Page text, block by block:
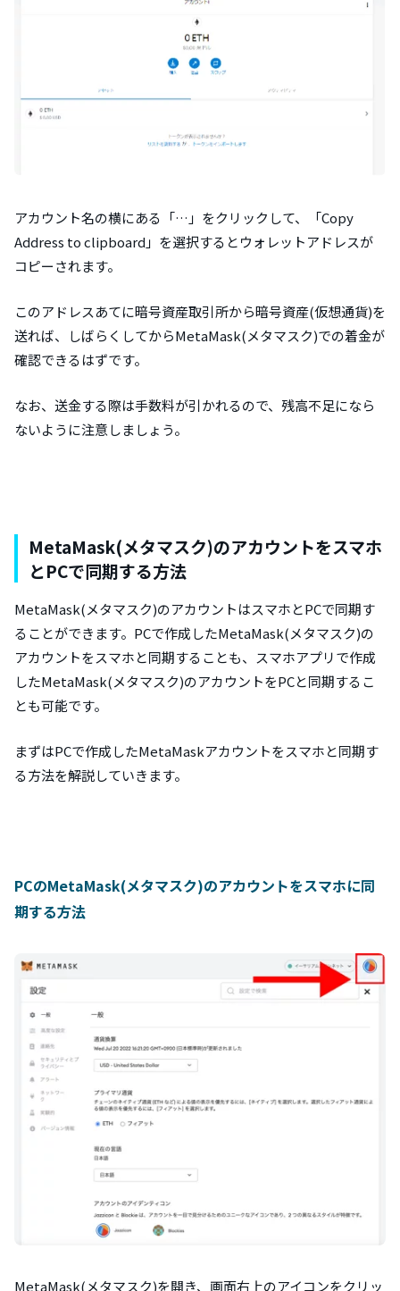
アカウント名の横にある「…」をクリックして、「Copy
Address to clipboard」を選択するとウォレットアドレスが
コピーされます。
このアドレスあてに暗号資産取引所から暗号資産(仮想通貨)を
送れば、しばらくしてからMetaMask(メタマスク)での着金が
確認できるはずです。
なお、送金する際は手数料が引かれるので、残高不足になら
ないように注意しましょう。
MetaMask(メタマスク)のアカウントをスマホ
とPCで同期する方法
MetaMask(メタマスク)のアカウントはスマホとPCで同期す
ることができます。PCで作成したMetaMask(メタマスク)の
アカウントをスマホと同期することも、スマホアプリで作成
したMetaMask(メタマスク)のアカウントをPCと同期するこ
とも可能です。
まずはPCで作成したMetaMaskアカウントをスマホと同期す
る方法を解説していきます。
PCのMetaMask(メタマスク)のアカウントをスマホに同
期する方法
MetaMask(メタマスク)を開き、画面右上のアイコンをクリッ